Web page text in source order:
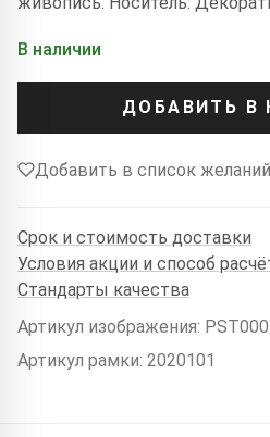
В наличии
ДОБАВИТЬ В
Добавить в список желаний
Срок и стоимость доставки
Условия акции и способ
Стандарты качества
Артикул изображения:
Артикул рамки: 2020101